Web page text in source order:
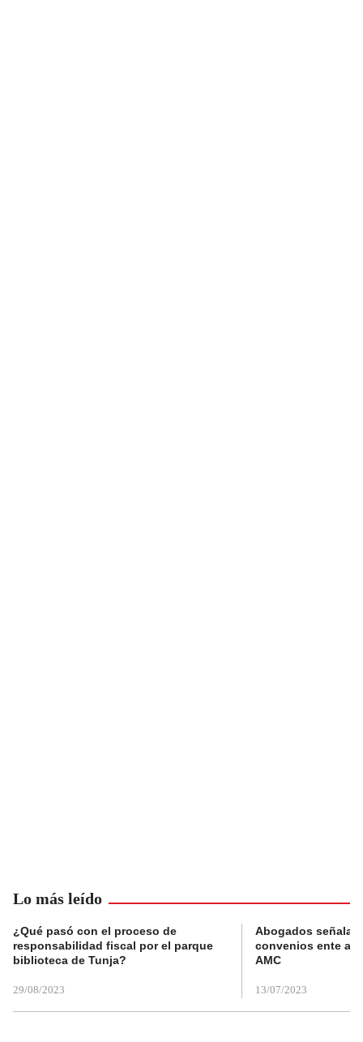
Lo más leído
¿Qué pasó con el proceso de
responsabilidad fiscal por el parque
biblioteca de Tunja?
29/08/2023
Abogados
convenios ente
AMC
13/07/2023